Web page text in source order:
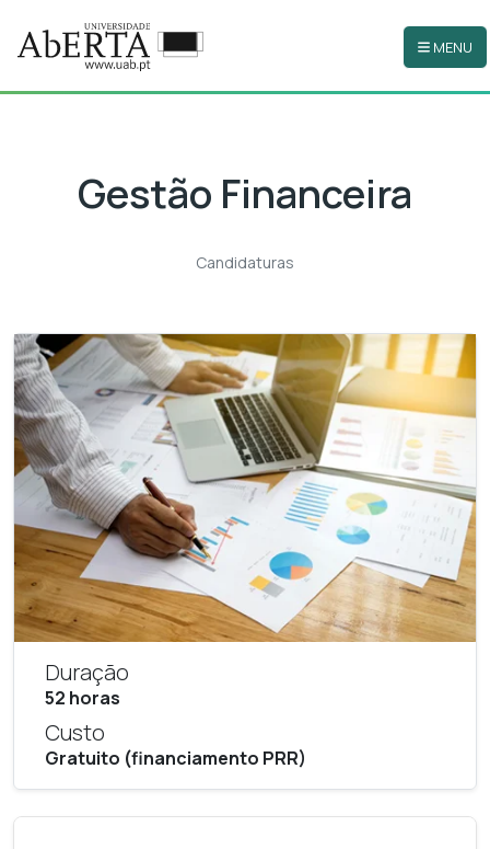
Ir para o conteúdo principal MENU
Gestão Financeira
Candidaturas
Duração
52 horas
Custo
Gratuito (financiamento PRR)